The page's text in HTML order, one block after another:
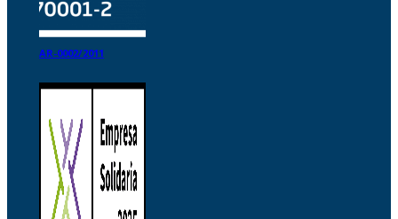
AR-0002/2011